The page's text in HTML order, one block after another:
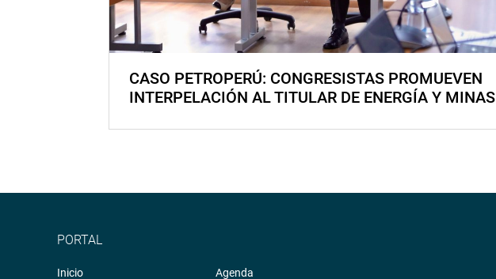
CASO PETROPERÚ: CONGRESISTAS PROMUEVEN
INTERPELACIÓN AL TITULAR DE ENERGÍA Y MINAS
PORTAL
Inicio Agenda